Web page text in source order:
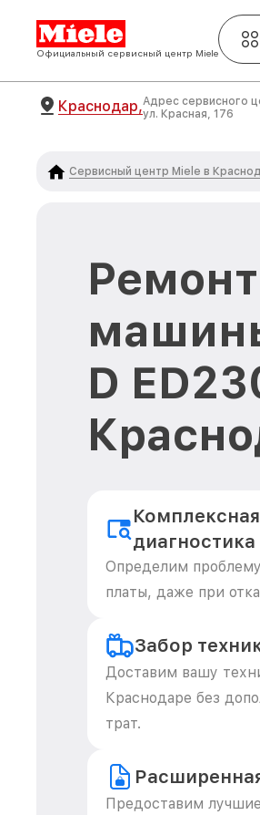
Официальный сервисный центр Miele
Краснодар,Адрес сервисного
ул. Красная, 176
Сервисный центр Miele в
D
Комплексная
диагностика
Определим
платы, даже при
Забор
Доставим вашу
Краснодаре без
трат.
Предоставим